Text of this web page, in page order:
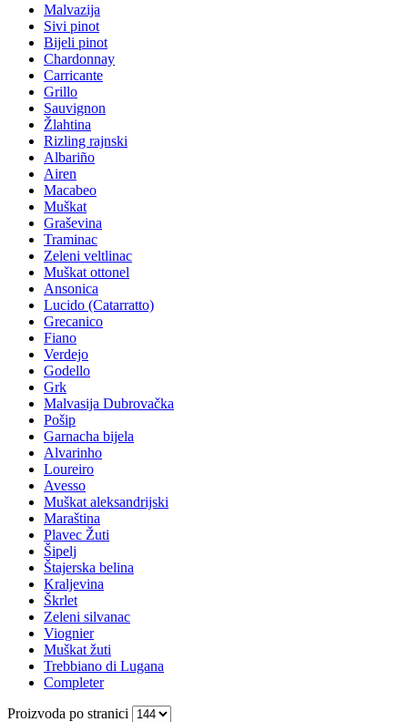
Malvazija
Sivi pinot
Bijeli pinot
Chardonnay
Carricante
Grillo
Sauvignon
Žlahtina
Rizling rajnski
Albariño
Airen
Macabeo
Muškat
Graševina
Traminac
Zeleni veltlinac
Muškat ottonel
Ansonica
Lucido (Catarratto)
Grecanico
Fiano
Verdejo
Godello
Grk
Malvasija Dubrovačka
Pošip
Garnacha bijela
Alvarinho
Loureiro
Avesso
Muškat aleksandrijski
Maraština
Plavec Žuti
Šipelj
Štajerska belina
Kraljevina
Škrlet
Zeleni silvanac
Viognier
Muškat žuti
Trebbiano di Lugana
Completer
Proizvoda po stranici